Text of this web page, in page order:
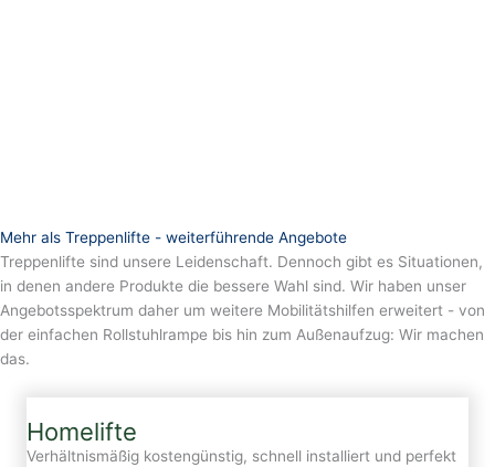
Mehr als Treppenlifte - weiterführende Angebote
Treppenlifte sind unsere Leidenschaft. Dennoch gibt es Situationen,
in denen andere Produkte die bessere Wahl sind. Wir haben unser
Angebotsspektrum daher um weitere Mobilitätshilfen erweitert - von
der einfachen Rollstuhlrampe bis hin zum Außenaufzug: Wir machen
das.
Homelifte
Verhältnismäßig kostengünstig, schnell installiert und perfekt